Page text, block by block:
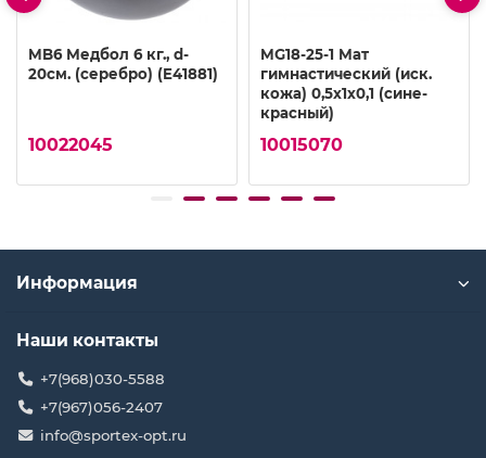
MB6 Медбол 6 кг., d-
20см. (серебро) (E41881)
10022045
MG18-25-1 Мат
гимнастический (иск.
кожа) 0,5х1х0,1 (сине-
красный)
10015070
Информация
Наши контакты
+7(968)030-5588
+7(967)056-2407
info@sportex-opt.ru